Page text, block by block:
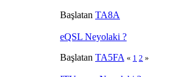
Başlatan TA8A
eQSL Neyolaki ?
Başlatan TA5FA « 1 2 »